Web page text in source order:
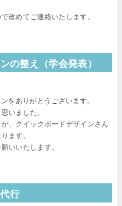
改めてご連絡いたします。
の整え（学会発表）
をありがとうございます。
いました。
、クイックボードデザインさん
ます。
いいたします。
行